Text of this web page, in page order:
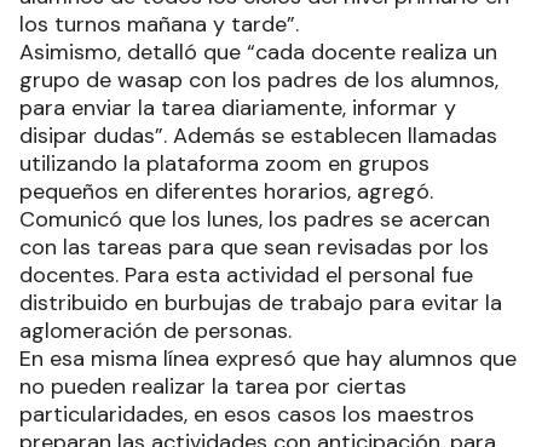
los turnos mañana y tarde”.
Asimismo, detalló que “cada docente realiza un
grupo de wasap con los padres de los alumnos,
para enviar la tarea diariamente, informar y
disipar dudas”. Además se establecen llamadas
utilizando la plataforma zoom en grupos
pequeños en diferentes horarios, agregó.
Comunicó que los lunes, los padres se acercan
con las tareas para que sean revisadas por los
docentes. Para esta actividad el personal fue
distribuido en burbujas de trabajo para evitar la
aglomeración de personas.
En esa misma línea expresó que hay alumnos que
no pueden realizar la tarea por ciertas
particularidades, en esos casos los maestros